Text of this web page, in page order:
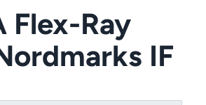
Flex-Ray
IF